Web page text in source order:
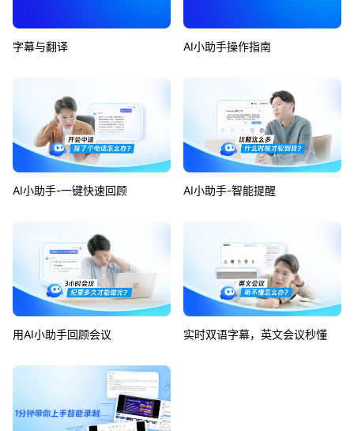
字幕与翻译 AI小助手操作指南
AI小助手-一键快速回顾 AI小助手-智能提醒
用AI小助手回顾会议 实时双语字幕，英文会议秒懂